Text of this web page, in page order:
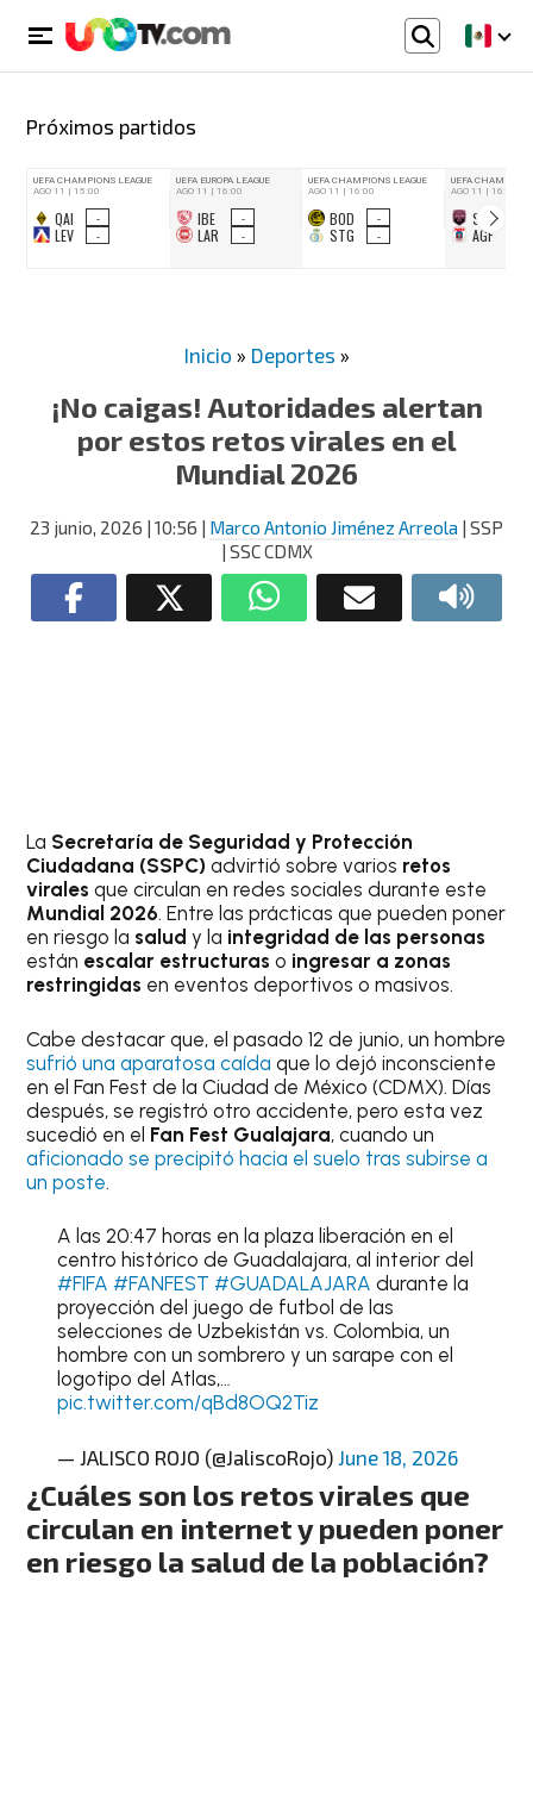
Próximos partidos
Inicio » Deportes »
¡No caigas! Autoridades alertan
por estos retos virales en el
Mundial 2026
23 junio, 2026 | 10:56 | Marco Antonio Jiménez Arreola | SSP
| SSC CDMX
La Secretaría de Seguridad y Protección
Ciudadana (SSPC) advirtió sobre varios retos
virales que circulan en redes sociales durante este
Mundial 2026. Entre las prácticas que pueden poner
en riesgo la salud y la integridad de las personas
están escalar estructuras o ingresar a zonas
restringidas en eventos deportivos o masivos.
Cabe destacar que, el pasado 12 de junio, un hombre
sufrió una aparatosa caída que lo dejó inconsciente
en el Fan Fest de la Ciudad de México (CDMX). Días
después, se registró otro accidente, pero esta vez
sucedió en el Fan Fest Gualajara, cuando un
aficionado se precipitó hacia el suelo tras subirse a
un poste.
A las 20:47 horas en la plaza liberación en el
centro histórico de Guadalajara, al interior del
#FIFA #FANFEST #GUADALAJARA durante la
proyección del juego de futbol de las
selecciones de Uzbekistán vs. Colombia, un
hombre con un sombrero y un sarape con el
logotipo del Atlas,…
pic.twitter.com/qBd8OQ2Tiz
— JALISCO ROJO (@JaliscoRojo) June 18, 2026
¿Cuáles son los retos virales que
circulan en internet y pueden poner
en riesgo la salud de la población?